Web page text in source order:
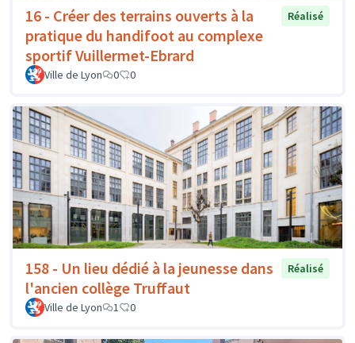
16 - Créer des terrains ouverts à la
pratique du handifoot au complexe
sportif Vuillermet-Ebrard
Réalisé
Ville de Lyon 0 0
158 - Un lieu dédié à la jeunesse dans
l'ancien collège Truffaut
Réalisé
Ville de Lyon 1 0